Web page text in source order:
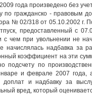
года произведено без
по гражданско - правовым
№ 02/318 от 05.10.2002 г.
предоставленный с
с чем при увольнении не
начислялась надбавка за
коэффициент на эти
подсчету по
и феврале 2007
доплат и надбавку за
вред, который